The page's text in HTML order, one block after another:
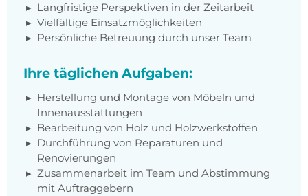
Langfristige Perspektiven in der Zeitarbeit
Vielfältige Einsatzmöglichkeiten
Persönliche Betreuung durch unser Team
Ihre täglichen Aufgaben:
Herstellung und Montage von Möbeln und
Innenausstattungen
Bearbeitung von Holz und Holzwerkstoffen
Durchführung von Reparaturen und
Renovierungen
Zusammenarbeit im Team und Abstimmung
mit Auftraggebern